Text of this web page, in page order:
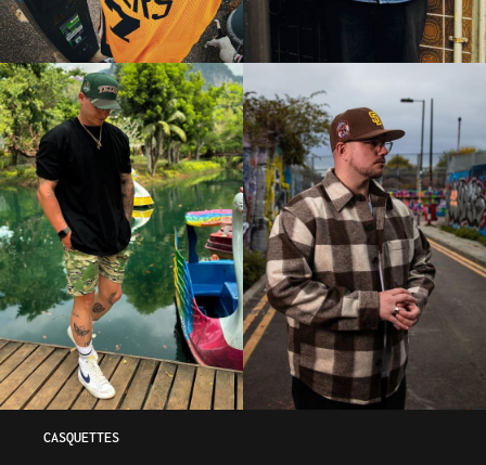
CASQUETTES